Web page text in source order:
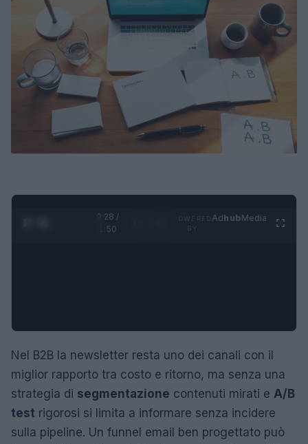
0:29 /
1:50
AdhubMedia
Nel B2B la newsletter resta uno dei canali con il
miglior rapporto tra costo e ritorno, ma senza una
strategia di segmentazione contenuti mirati e A/B
test rigorosi si limita a informare senza incidere
sulla pipeline. Un funnel email ben progettato può